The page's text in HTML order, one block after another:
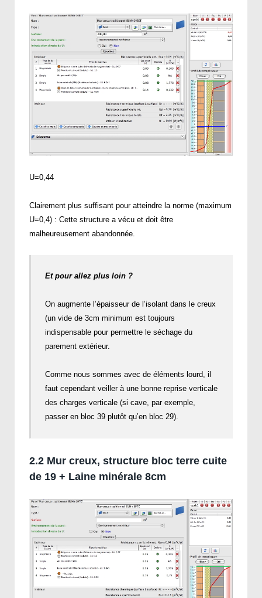
U=0,44
Clairement plus suffisant pour atteindre la norme (maximum
U=0,4) : Cette structure a vécu et doit être
malheureusement abandonnée.
Et pour allez plus loin ?
On augmente l’épaisseur de l’isolant dans le creux
(un vide de 3cm minimum est toujours
indispensable pour permettre le séchage du
parement extérieur.
Comme nous sommes avec de éléments lourd, il
faut cependant veiller à une bonne reprise verticale
des charges verticale (si cave, par exemple,
passer en bloc 39 plutôt qu’en bloc 29).
2.2 Mur creux, structure bloc terre cuite
de 19 + Laine minérale 8cm